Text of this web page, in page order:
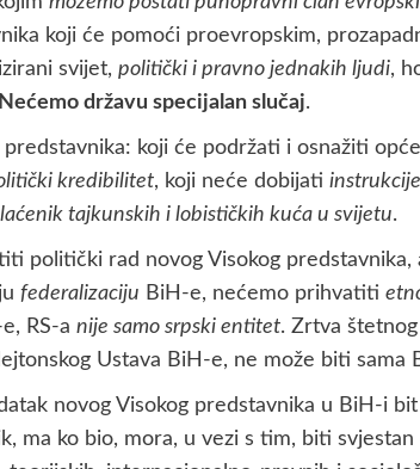
koji će pomoći proevropskim,
svijet, politički i pravno jednakih ljudi,
Nećemo državu specijalan slučaj.
predstavnika: koji će podržati i osnažiti
kredibilitet, koji neće dobijati instrukcije
tajkunskih i lobističkih kuća u svijetu.
politički rad novog Visokog
federalizaciju BiH-e, nećemo prihvatiti
e, RS-a nije samo srpski entitet. Zrtva
Ustava BiH-e, ne može biti sama
novog Visokog predstavnika u BiH-i
ma ko bio, mora, u vezi s tim, biti